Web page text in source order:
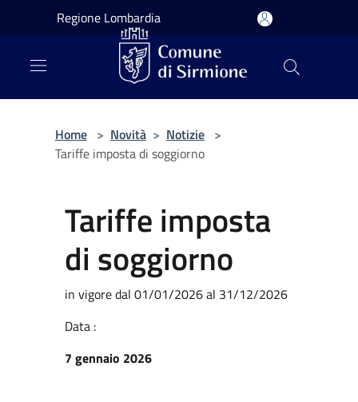
Salta al contenuto principale
Regione Lombardia
Home > Novità > Notizie >
Tariffe imposta di soggiorno
Tariffe imposta
di soggiorno
in vigore dal 01/01/2026 al 31/12/2026
Data :
7 gennaio 2026